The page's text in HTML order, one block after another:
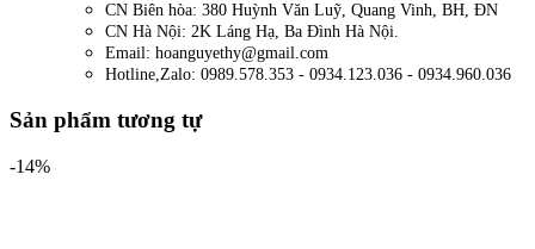
CN Biên hòa: 380 Huỳnh Văn Luỹ, Quang Vinh, BH, ĐN
CN Hà Nội: 2K Láng Hạ, Ba Đình Hà Nội.
Email: hoanguyethy@gmail.com
Hotline,Zalo: 0989.578.353 - 0934.123.036 - 0934.960.036
Sản phẩm tương tự
-14%